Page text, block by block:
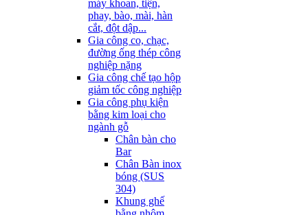
máy khoan, tiện,
phay, bào, mài, hàn
cắt, đột dập...
Gia công co, chạc,
đường ống thép công
nghiệp nặng
Gia công chế tạo hộp
giảm tốc công nghiệp
Gia công phụ kiện
bằng kim loại cho
ngành gỗ
Chân bàn cho
Bar
Chân Bàn inox
bóng (SUS
304)
Khung ghế